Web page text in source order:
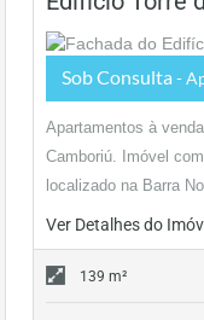
Sob Consulta -
Apartamentos à
Camboriú. Imóvel
localizado na Barra
Ver Detalhes do
139 m²